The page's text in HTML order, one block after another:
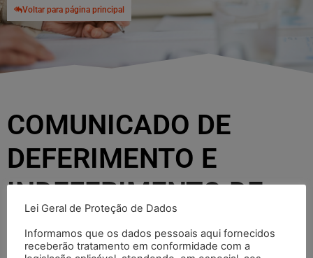
Voltar para página principal
COMUNICADO DE
DEFERIMENTO E
INDEFERIMENTO DE
INSCRIÇÕES-PÓS
Lei Geral de Proteção de Dados
Informamos que os dados pessoais aqui fornecidos
receberão tratamento em conformidade com a